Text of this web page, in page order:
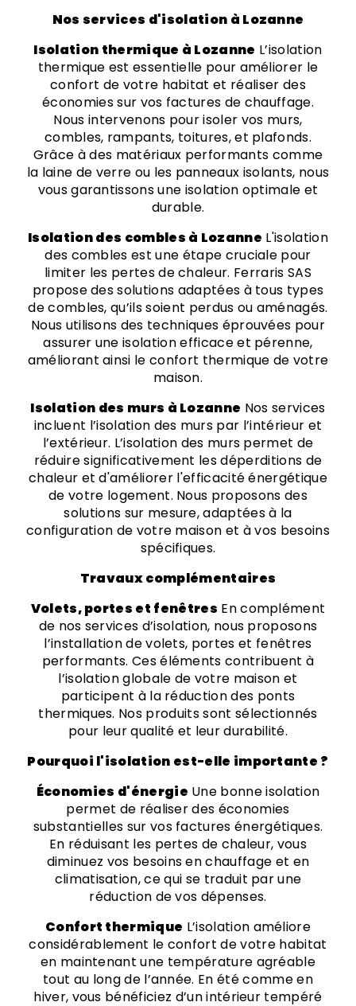
Nos services d'isolation à Lozanne
Isolation thermique à Lozanne L’isolation
thermique est essentielle pour améliorer le
confort de votre habitat et réaliser des
économies sur vos factures de chauffage.
Nous intervenons pour isoler vos murs,
combles, rampants, toitures, et plafonds.
Grâce à des matériaux performants comme
la laine de verre ou les panneaux isolants, nous
vous garantissons une isolation optimale et
durable.
Isolation des combles à Lozanne L'isolation
des combles est une étape cruciale pour
limiter les pertes de chaleur. Ferraris SAS
propose des solutions adaptées à tous types
de combles, qu’ils soient perdus ou aménagés.
Nous utilisons des techniques éprouvées pour
assurer une isolation efficace et pérenne,
améliorant ainsi le confort thermique de votre
maison.
Isolation des murs à Lozanne Nos services
incluent l’isolation des murs par l’intérieur et
l’extérieur. L’isolation des murs permet de
réduire significativement les déperditions de
chaleur et d'améliorer l'efficacité énergétique
de votre logement. Nous proposons des
solutions sur mesure, adaptées à la
configuration de votre maison et à vos besoins
spécifiques.
Travaux complémentaires
Volets, portes et fenêtres En complément
de nos services d’isolation, nous proposons
l’installation de volets, portes et fenêtres
performants. Ces éléments contribuent à
l’isolation globale de votre maison et
participent à la réduction des ponts
thermiques. Nos produits sont sélectionnés
pour leur qualité et leur durabilité.
Pourquoi l'isolation est-elle importante ?
Économies d'énergie Une bonne isolation
permet de réaliser des économies
substantielles sur vos factures énergétiques.
En réduisant les pertes de chaleur, vous
diminuez vos besoins en chauffage et en
climatisation, ce qui se traduit par une
réduction de vos dépenses.
Confort thermique L’isolation améliore
considérablement le confort de votre habitat
en maintenant une température agréable
tout au long de l’année. En été comme en
hiver, vous bénéficiez d’un intérieur tempéré